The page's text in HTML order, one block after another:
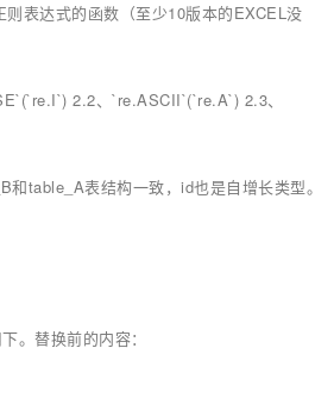
表达式的函数（至少10版本的EXCEL没
2.2、`re.ASCII`(`re.A`) 2.3、
table_A表结构一致，id也是自增长类型。
。替换前的内容：